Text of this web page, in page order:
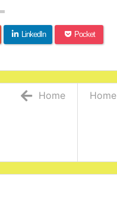
LinkedIn Pocket
Home
Home